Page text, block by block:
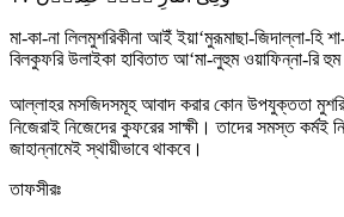
মা-কা-না লিলমুশরিকীনা আইঁ ইয়া‘মুরূমাছা-জিদাল্লা-হি
বিলকুফরি উলাইকা হাবিতাত আ‘মা-লুহুম ওয়াফিন্না-রি
আল্লাহর মসজিদসমূহ আবাদ করার কোন উপযুক্ততা
নিজেরাই নিজেদের কুফরের সাক্ষী। তাদের সমস্ত কর্মই
জাহান্নামেই স্থায়ীভাবে থাকবে।
তাফসীরঃ